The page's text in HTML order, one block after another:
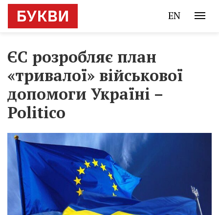
EN
ЄС розробляє план
«тривалої» військової
допомоги Україні –
Politico